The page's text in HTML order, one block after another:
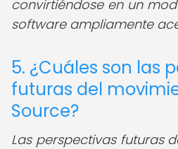
convirtiéndose en un
software ampliamente
5. ¿Cuáles son las
futuras del
Source?
Las perspectivas futuras